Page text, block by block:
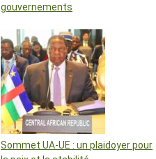
gouvernements
Sommet UA-UE : un plaidoyer pour